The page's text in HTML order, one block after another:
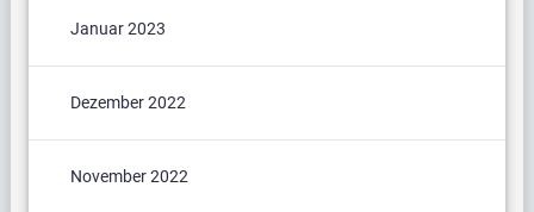
Januar 2023
Dezember 2022
November 2022